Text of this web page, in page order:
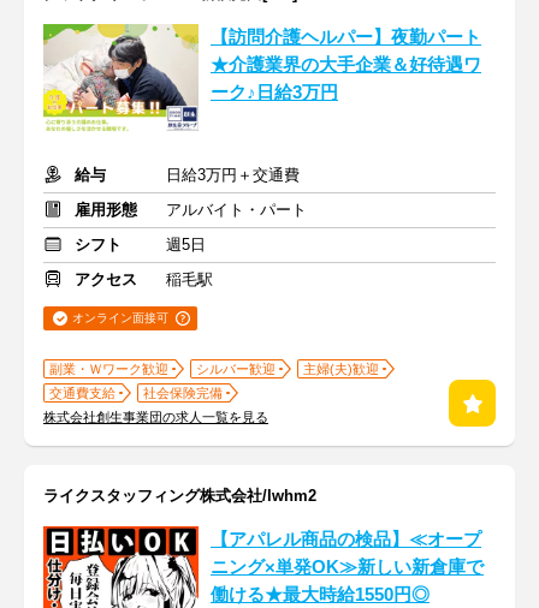
【訪問介護ヘルパー】夜勤パート
★介護業界の大手企業＆好待遇ワ
ーク♪日給3万円
給与
日給3万円＋交通費
雇用形態
アルバイト・パート
シフト
週5日
アクセス
稲毛駅
オンライン面接可
副業・Ｗワーク歓迎 シルバー歓迎
主婦(夫)歓迎
交通費支給
社会保険完備
株式会社創生事業団の求人一覧を見る
ライクスタッフィング株式会社/lwhm2
【アパレル商品の検品】≪オープ
ニング×単発OK≫新しい新倉庫で
働ける★最大時給1550円◎